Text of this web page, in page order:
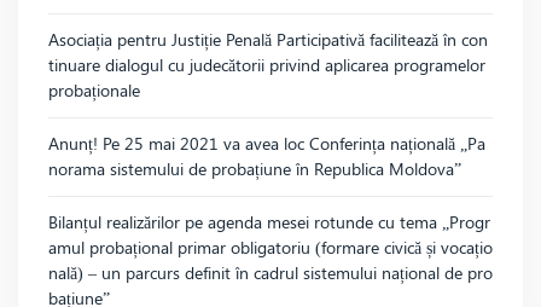
Asociația pentru Justiție Penală Participativă facilitează în con
tinuare dialogul cu judecătorii privind aplicarea programelor
probaționale
Anunț! Pe 25 mai 2021 va avea loc Conferința națională „Pa
norama sistemului de probațiune în Republica Moldova”
Bilanțul realizărilor pe agenda mesei rotunde cu tema „Progr
amul probațional primar obligatoriu (formare civică și vocațio
nală) – un parcurs definit în cadrul sistemului național de pro
bațiune”